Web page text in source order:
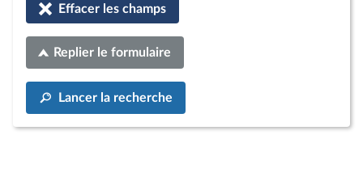
Effacer les champs
Replier le formulaire
Lancer la recherche